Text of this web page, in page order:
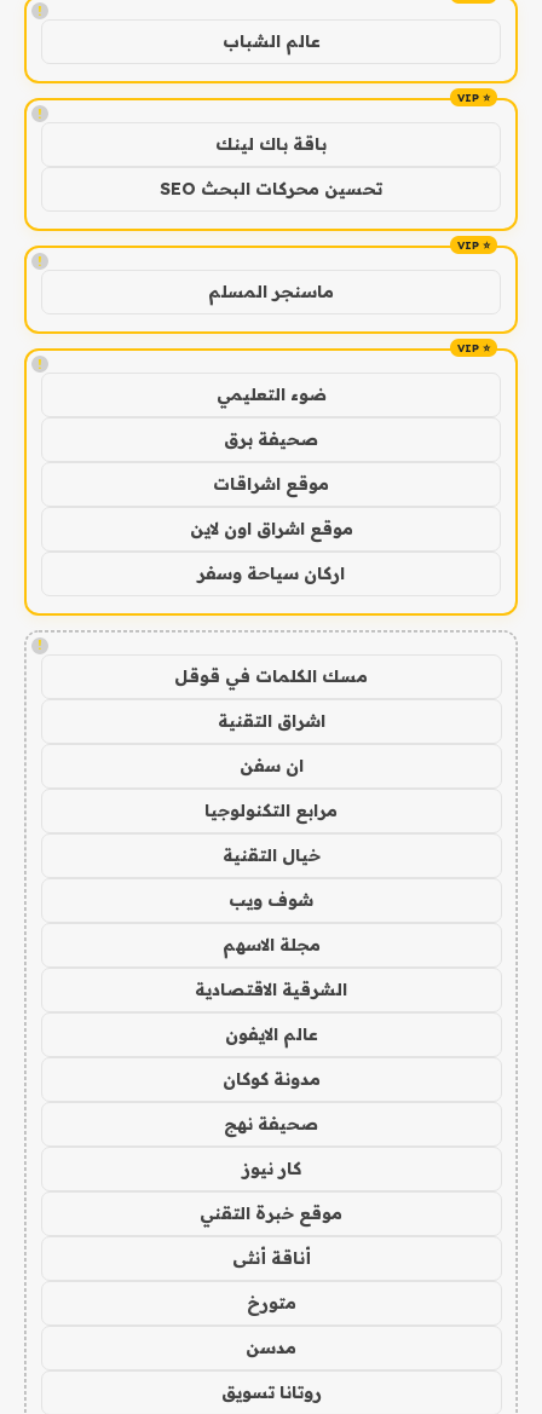
!
عالم الشباب
!
باقة باك لينك
تحسين محركات البحث SEO
!
ماسنجر المسلم
!
ضوء التعليمي
صحيفة برق
موقع اشراقات
موقع اشراق اون لاين
اركان سياحة وسفر
!
مسك الكلمات في قوقل
اشراق التقنية
ان سفن
مرابع التكنولوجيا
خيال التقنية
شوف ويب
مجلة الاسهم
الشرقية الاقتصادية
عالم الايفون
مدونة كوكان
صحيفة نهج
كار نيوز
موقع خبرة التقني
أناقة أنثى
متورخ
مدسن
روتانا تسويق